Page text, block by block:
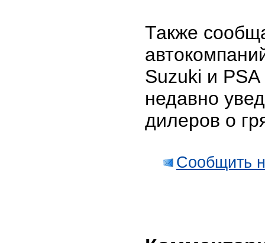
Также
Suzuki и
недавно
дилеров о
Сообщить